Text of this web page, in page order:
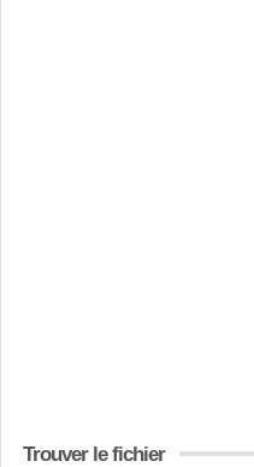
Trouver le fichier